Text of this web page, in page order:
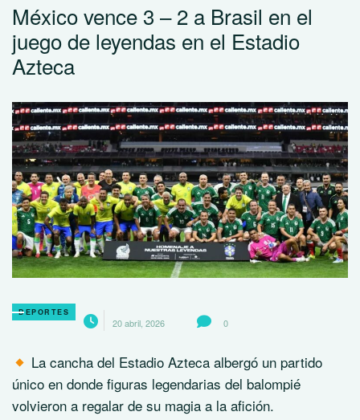
México vence 3 – 2 a Brasil en el
juego de leyendas en el Estadio
Azteca
DEPORTES
20 abril, 2026 0
La cancha del Estadio Azteca albergó un partido
único en donde figuras legendarias del balompié
volvieron a regalar de su magia a la afición.